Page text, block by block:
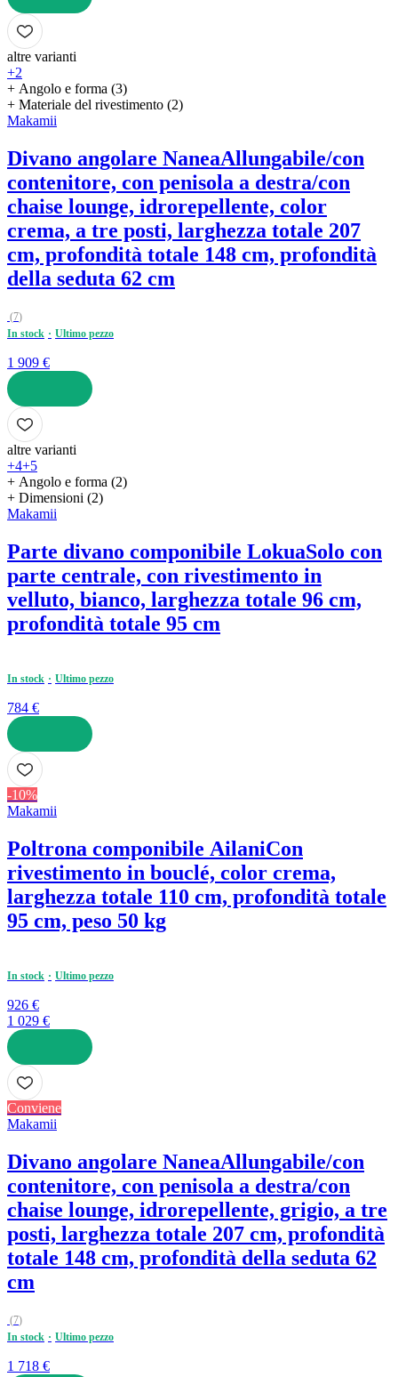
AGGIUNGI
altre varianti
+2
+ Angolo e forma (3)
+ Materiale del rivestimento (2)
Makamii
Divano angolare NaneaAllungabile/con
contenitore, con penisola a destra/con
chaise lounge, idrorepellente, color
crema, a tre posti, larghezza totale 207
cm, profondità totale 148 cm, profondità
della seduta 62 cm
(7)
In stock
Ultimo pezzo
1 909 €
AGGIUNGI
altre varianti
+4+5
+ Angolo e forma (2)
+ Dimensioni (2)
Makamii
Parte divano componibile LokuaSolo con
parte centrale, con rivestimento in
velluto, bianco, larghezza totale 96 cm,
profondità totale 95 cm
In stock Ultimo pezzo
784 €
AGGIUNGI
-10%
Makamii
Poltrona componibile AilaniCon
rivestimento in bouclé, color crema,
larghezza totale 110 cm, profondità totale
95 cm, peso 50 kg
In stock Ultimo pezzo
926 €
1 029 €
AGGIUNGI
Conviene
Makamii
Divano angolare NaneaAllungabile/con
contenitore, con penisola a destra/con
chaise lounge, idrorepellente, grigio, a tre
posti, larghezza totale 207 cm, profondità
totale 148 cm, profondità della seduta 62
cm
(7)
In stock
Ultimo pezzo
1 718 €